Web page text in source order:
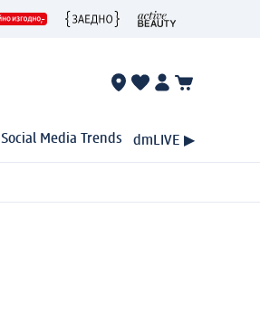
Social Media Trends dmLIVE ▶